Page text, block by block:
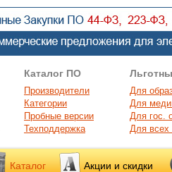
Каталог ПО
Производители
Категории
Пробные версии
Техподдержка
Для
Для
Для гос.
Для
Каталог Акции и скидки